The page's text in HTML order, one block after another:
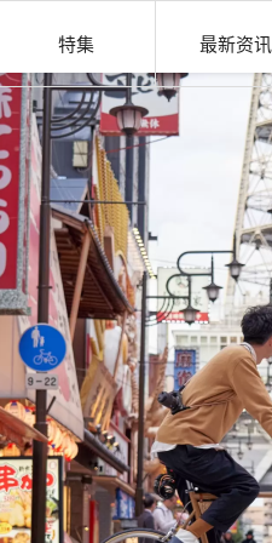
特集 最新资讯